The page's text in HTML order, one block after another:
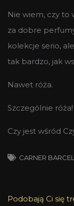
Nie wiem, czy to
za dobre
kolekcje serio,
tak bardzo, jak
Nawet róża.
Szczególnie róża!
Czy jest wśród
CARNER
Podobają Ci się